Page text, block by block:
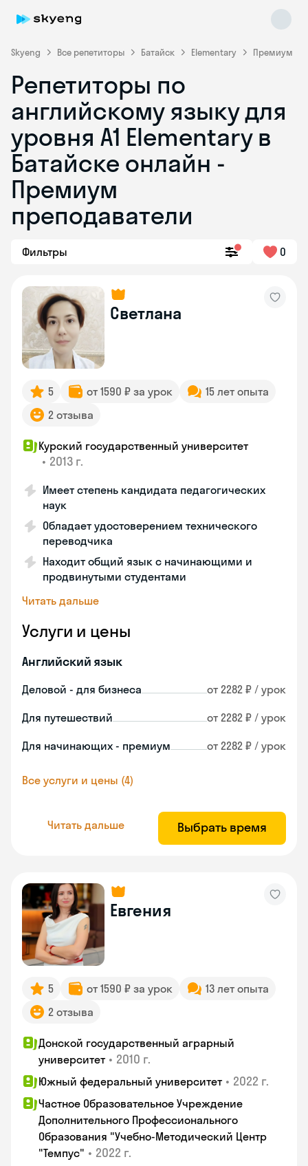
Skyeng Все репетиторы Батайск Elementary Премиум
Репетиторы по
английскому языку для
уровня A1 Elementary в
Батайске онлайн -
Премиум
преподаватели
Фильтры 0
Светлана
5 от 1590 ₽ за урок
15 лет опыта
2 отзыва
Курский государственный университет
• 2013 г.
Имеет степень кандидата педагогических
наук
Обладает удостоверением технического
переводчика
Находит общий язык с начинающими и
продвинутыми студентами
Читать дальше
Услуги и цены
Английский язык
Деловой - для бизнеса от 2282 ₽ / урок
Для путешествий от 2282 ₽ / урок
Для начинающих - премиум от 2282 ₽ / урок
Все услуги и цены (4)
Читать дальше Выбрать время
Евгения
5 от 1590 ₽ за урок
13 лет опыта
2 отзыва
Донской государственный аграрный
университет • 2010 г.
Южный федеральный университет • 2022 г.
Частное Образовательное Учреждение
Дополнительного Профессионального
Образования "Учебно-Методический Центр
"Темпус" • 2022 г.
online